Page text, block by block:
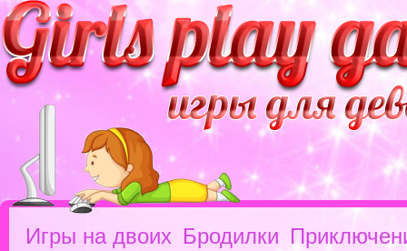
Игры на двоих Бродилки